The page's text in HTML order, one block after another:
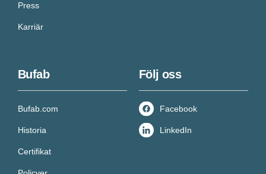
Press
Karriär
Bufab
Bufab.com
Historia
Certifikat
Följ oss
Facebook
LinkedIn